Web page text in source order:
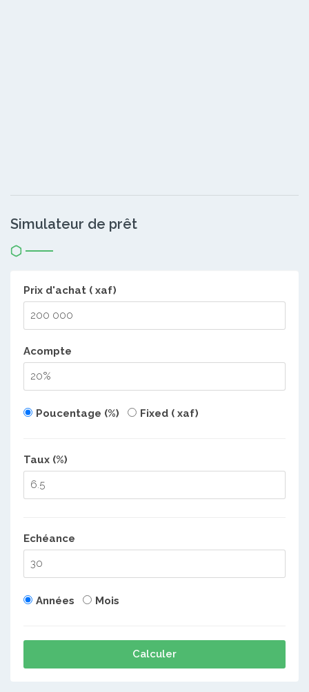
Simulateur de prêt
Prix d'achat ( xaf)
Acompte
Poucentage (%) Fixed ( xaf)
Taux (%)
Echéance
Années Mois
Calculer